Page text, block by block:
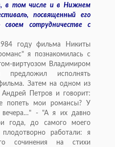
в том числе и в Нижнем
посвященный его
сотрудничестве с
году фильма Никиты
я познакомилась с
виртуозом Владимиром
предложил исполнять
Затем на одном из
Петров и говорит:
попеть мои романсы? У
вечера…" - "А я их давно
года, до самого моего
работали: я
сочинения на стихи